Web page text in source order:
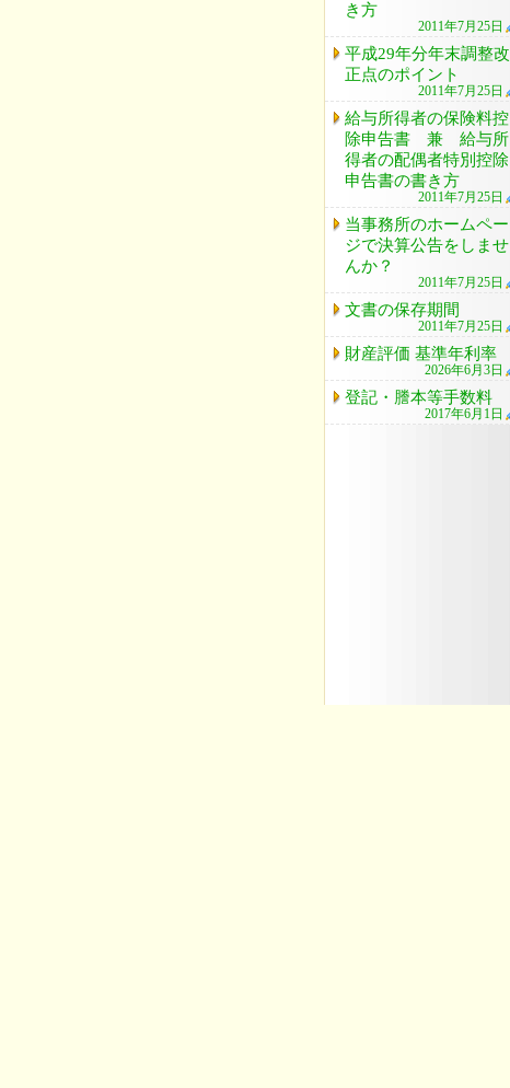
き方
2011年7月25日
平成29年分年末調整改
正点のポイント
2011年7月25日
給与所得者の保険料控
除申告書 兼 給与所
得者の配偶者特別控除
申告書の書き方
2011年7月25日
当事務所のホームペー
ジで決算公告をしませ
んか？
2011年7月25日
文書の保存期間
2011年7月25日
財産評価 基準年利率
2026年6月3日
登記・謄本等手数料
2017年6月1日